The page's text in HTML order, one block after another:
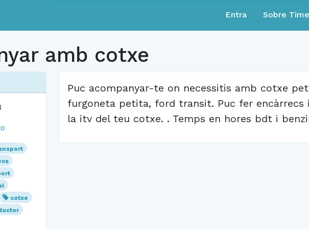
Entra Sobre
amb cotxe
cotxe
Puc acompanyar-te on necessitis amb cotxe
furgoneta petita, ford transit. Puc fer
la itv del teu cotxe. . Temps en hores bdt i